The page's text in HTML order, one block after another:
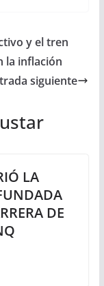
y el tren
la inflación
siguiente
LA
DE